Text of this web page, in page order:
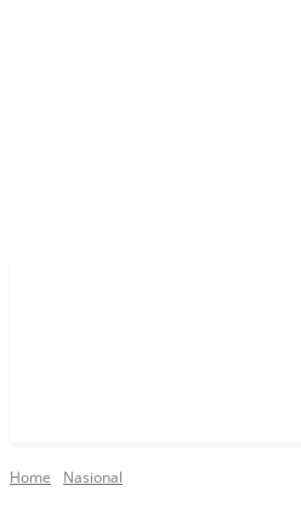
Home Nasional